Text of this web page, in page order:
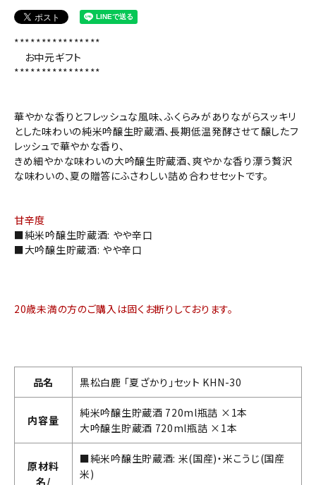
****************
お中元ギフト
****************
華やかな香りとフレッシュな風味、ふくらみがありながらスッキリ
とした味わいの純米吟醸生貯蔵酒、長期低温発酵させて醸したフ
レッシュで華やかな香り、
きめ細やかな味わいの大吟醸生貯蔵酒、爽やかな香り漂う贅沢
な味わいの、夏の贈答にふさわしい詰め合わせセットです。
甘辛度
■純米吟醸生貯蔵酒: やや辛口
■大吟醸生貯蔵酒: やや辛口
20歳未満の方のご購入は固くお断りしております。
品名 黒松白鹿 「夏ざかり」セット KHN-30
内容量
純米吟醸生貯蔵酒 720ml瓶詰 ×1本
大吟醸生貯蔵酒 720ml瓶詰 ×1本
原材料
名/
■純米吟醸生貯蔵酒: 米(国産)・米こうじ(国産
米)